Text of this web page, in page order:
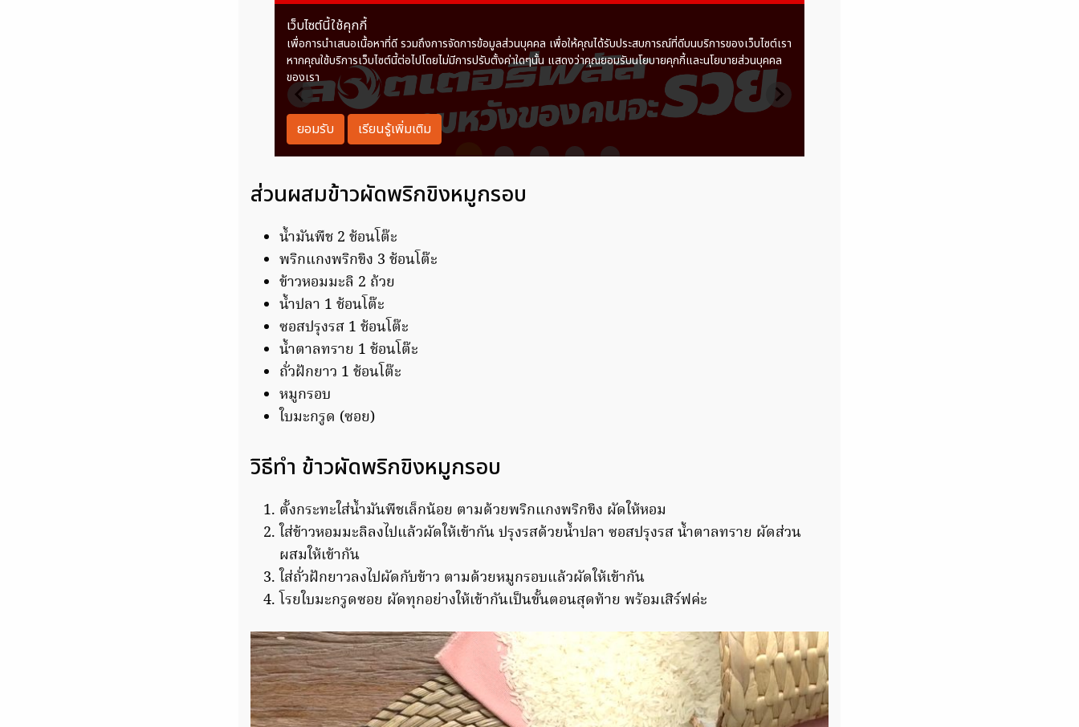
ส่วนผสมข้าวผัดพริกขิงหมูกรอบ
น้ำมันพืช 2 ช้อนโต๊ะ
พริกแกงพริกขิง 3 ช้อนโต๊ะ
ข้าวหอมมะลิ 2 ถ้วย
น้ำปลา 1 ช้อนโต๊ะ
ซอสปรุงรส 1 ช้อนโต๊ะ
น้ำตาลทราย 1 ช้อนโต๊ะ
ถั่วฝักยาว 1 ช้อนโต๊ะ
หมูกรอบ
ใบมะกรูด (ซอย)
วิธีทำ ข้าวผัดพริกขิงหมูกรอบ
ตั้งกระทะใส่น้ำมันพืชเล็กน้อย ตามด้วยพริกแกงพริกขิง ผัดให้หอม
ใส่ข้าวหอมมะลิลงไปแล้วผัดให้เข้ากัน ปรุงรสด้วยน้ำปลา ซอสปรุงรส น้ำตาลทราย ผัดส่วน
ผสมให้เข้ากัน
ใส่ถั่วฝักยาวลงไปผัดกับข้าว ตามด้วยหมูกรอบแล้วผัดให้เข้ากัน
โรยใบมะกรูดซอย ผัดทุกอย่างให้เข้ากันเป็นขั้นตอนสุดท้าย พร้อมเสิร์ฟค่ะ